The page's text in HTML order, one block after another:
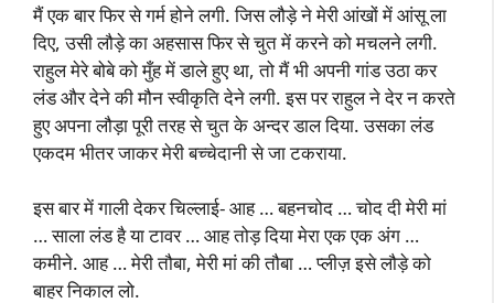
मैं एक बार फिर से गर्म होने लगी. जिस लौड़े ने मेरी आंखों में आंसू ला
दिए, उसी लौड़े का अहसास फिर से चुत में करने को मचलने लगी.
राहुल मेरे बोबे को मुँह में डाले हुए था, तो मैं भी अपनी गांड उठा कर
लंड और देने की मौन स्वीकृति देने लगी. इस पर राहुल ने देर न करते
हुए अपना लौड़ा पूरी तरह से चुत के अन्दर डाल दिया. उसका लंड
एकदम भीतर जाकर मेरी बच्चेदानी से जा टकराया.
इस बार में गाली देकर चिल्लाई- आह … बहनचोद … चोद दी मेरी मां
… साला लंड है या टावर … आह तोड़ दिया मेरा एक एक अंग …
कमीने. आह … मेरी तौबा, मेरी मां की तौबा … प्लीज़ इसे लौड़े को
बाहर निकाल लो.